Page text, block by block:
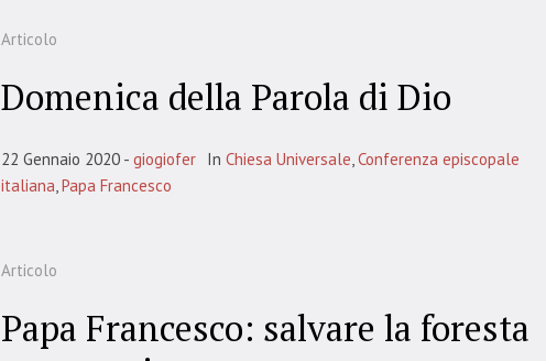
Articolo
Domenica della Parola di Dio
22 Gennaio 2020 giogiofer In Chiesa Universale,Conferenza episcopale
italiana,Papa Francesco
Articolo
Papa Francesco: salvare la foresta